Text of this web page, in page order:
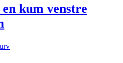
kum venstre